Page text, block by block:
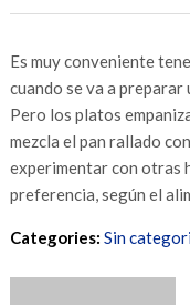
Es muy conveniente
cuando se va a preparar
Pero los platos
mezcla el pan rallado
experimentar con otras
preferencia, según el
Categories: Sin